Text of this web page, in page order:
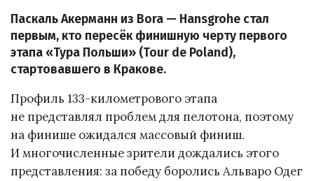
Паскаль Акерманн из Bora — Hansgrohe стал
первым, кто пересёк финишную черту первого
этапа «Тура Польши» (Tour de Poland),
стартовавшего в Кракове.
Профиль 133-километрового этапа
не представлял проблем для пелотона, поэтому
на финише ожидался массовый финиш.
И многочисленные зрители дождались этого
представления: за победу боролись Альваро Одег